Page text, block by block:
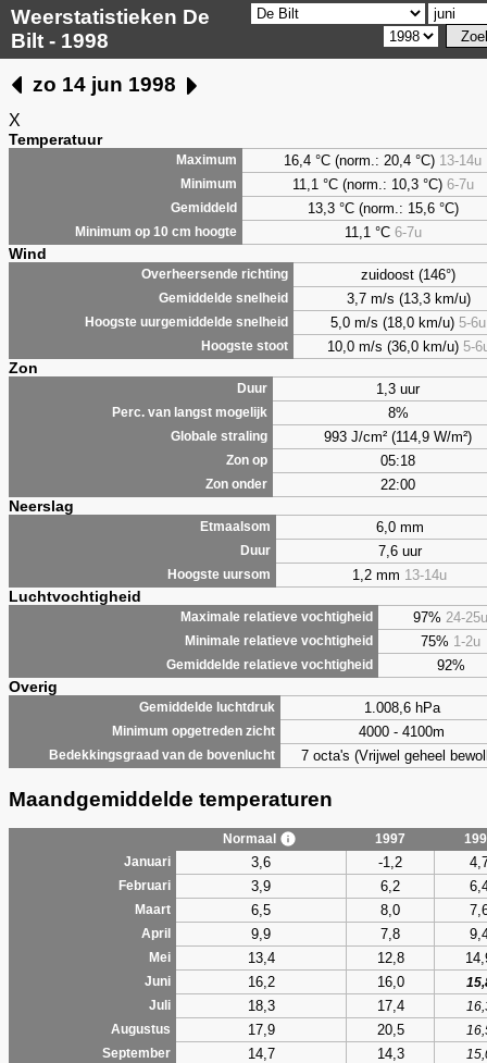
Weerstatistieken De
Bilt - 1998
zo 14 jun 1998
X
Temperatuur
Maximum 16,4 °C (norm.: 20,4 °C) 13-14u
Minimum 11,1 °C (norm.: 10,3 °C) 6-7u
Gemiddeld 13,3 °C (norm.: 15,6 °C)
Minimum op 10 cm hoogte 11,1 °C 6-7u
Wind
Overheersende richting zuidoost (146°)
Gemiddelde snelheid 3,7 m/s (13,3 km/u)
Hoogste uurgemiddelde snelheid 5,0 m/s (18,0 km/u) 5-6u
Hoogste stoot 10,0 m/s (36,0 km/u) 5-
Zon
Duur 1,3 uur
Perc. van langst mogelijk 8%
Globale straling 993 J/cm² (114,9 W/m²)
Zon op 05:18
Zon onder 22:00
Neerslag
Etmaalsom 6,0 mm
Duur 7,6 uur
Hoogste uursom 1,2 mm 13-14u
Luchtvochtigheid
Maximale relatieve vochtigheid 97% 24-25u
Minimale relatieve vochtigheid 75% 1-2u
Gemiddelde relatieve vochtigheid 92%
Overig
Gemiddelde luchtdruk 1.008,6 hPa
Minimum opgetreden zicht 4000 - 4100m
Bedekkingsgraad van de bovenlucht 7 octa's (Vrijwel geheel
Maandgemiddelde temperaturen
Normaal 1997
Januari
3,6 -1,2
Februari 3,9 6,2
Maart 6,5 8,0
April 9,9 7,8
Mei 13,4 12,8
Juni 16,2 16,0
Juli
18,3 17,4
Augustus
17,9 20,5
September
14,7 14,3